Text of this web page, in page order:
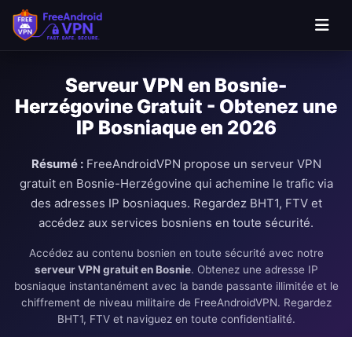
Passer au contenu principal
Serveur VPN en Bosnie-
Herzégovine Gratuit - Obtenez une
IP Bosniaque en 2026
Résumé :FreeAndroidVPN propose un serveur VPN
gratuit en Bosnie-Herzégovine qui achemine le trafic via
des adresses IP bosniaques. Regardez BHT1, FTV et
accédez aux services bosniens en toute sécurité.
Accédez au contenu bosnien en toute sécurité avec notre
serveur VPN gratuit en Bosnie. Obtenez une adresse IP
bosniaque instantanément avec la bande passante illimitée et le
chiffrement de niveau militaire de FreeAndroidVPN. Regardez
BHT1, FTV et naviguez en toute confidentialité.